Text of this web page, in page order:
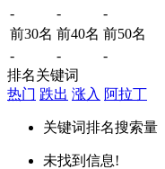
-
-
-
前30名 前40名 前50名
-
-
-
排名关键词
热门 跌出 涨入 阿拉丁
关键词排名搜索量
未找到信息!